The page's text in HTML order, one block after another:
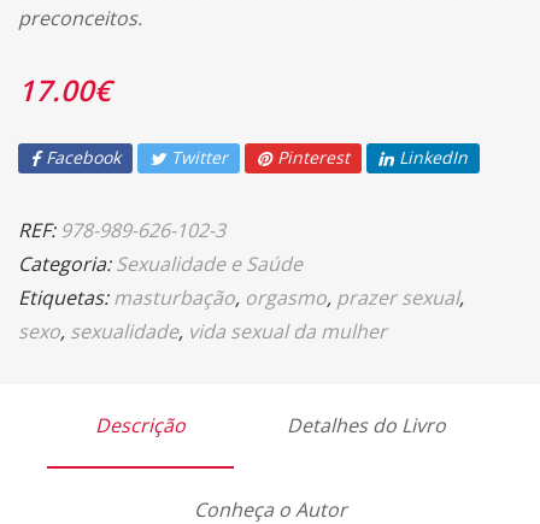
preconceitos.
17.00€
Facebook Twitter Pinterest LinkedIn
REF:978-989-626-102-3
Categoria:Sexualidade e Saúde
Etiquetas:masturbação, orgasmo, prazer sexual,
sexo, sexualidade, vida sexual da mulher
Descrição Detalhes do Livro
Conheça o Autor